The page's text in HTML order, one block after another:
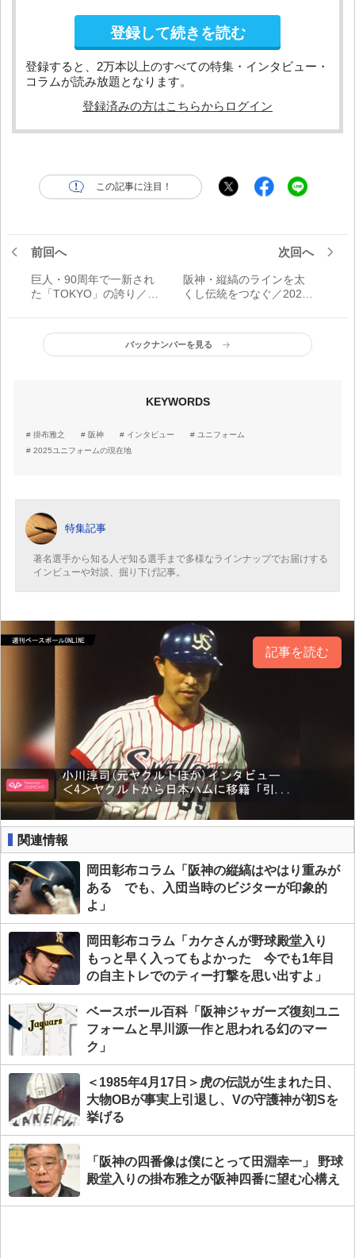
登録して続きを読む
登録すると、2万本以上のすべての特集・インタビュー・
コラムが読み放題となります。
登録済みの方はこちらからログイン
この記事に注目！
前回へ
巨人・90周年で一新され
た「TOKYO」の誇り／
次回へ
阪神・縦縞のラインを太
くし伝統をつなぐ／2025
バックナンバーを見る
KEYWORDS
掛布雅之 阪神 インタビュー
ユニフォーム
2025ユニフォームの現在地
特集記事
著名選手から知る人ぞ知る選手まで多様なラインナップでお届けする
インビューや対談、掘り下げ記事。
記事を読む
関連情報
岡田彰布コラム「阪神の縦縞はやはり重みが
ある でも、入団当時のビジターが印象的
よ」
岡田彰布コラム「カケさんが野球殿堂入り
もっと早く入ってもよかった 今でも1年目
の自主トレでのティー打撃を思い出すよ」
ベースボール百科「阪神ジャガーズ復刻ユニ
フォームと早川源一作と思われる幻のマー
ク」
＜1985年4月17日＞虎の伝説が生まれた日、
大物OBが事実上引退し、Vの守護神が初Sを
挙げる
「阪神の四番像は僕にとって田淵幸一」 野球
殿堂入りの掛布雅之が阪神四番に望む心構え